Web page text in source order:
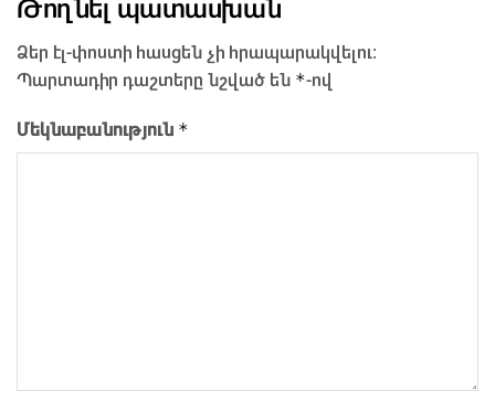
Թողնել պատասխան
Ձեր էլ-փոստի հասցեն չի հրապարակվելու։
Պարտադիր դաշտերը նշված են *-ով
Մեկնաբանություն *